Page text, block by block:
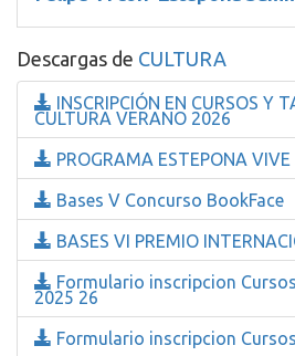
Descargas de CULTURA
INSCRIPCIÓN EN CURSOS Y
CULTURA VERANO 2026
PROGRAMA ESTEPONA
Bases V Concurso BookFace
BASES VI PREMIO
Formulario inscripcion
2025 26
Formulario inscripcion